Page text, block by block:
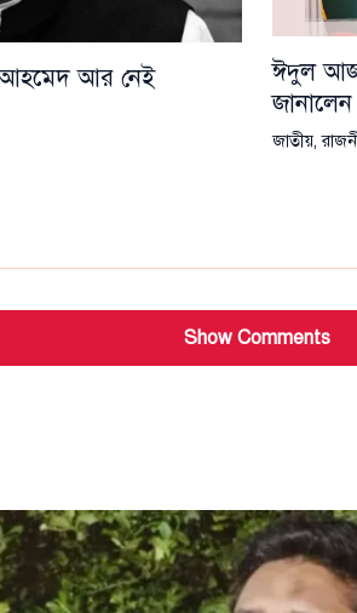
আহমেদ আর নেই
ঈদুল
জানালেন
জাতীয়,
Show Comments